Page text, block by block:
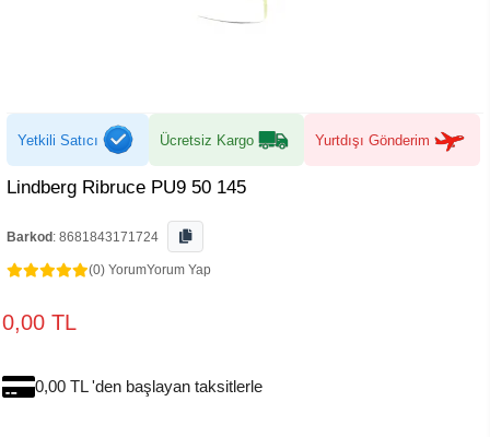
Yetkili Satıcı Ücretsiz Kargo Yurtdışı Gönderim
Lindberg Ribruce PU9 50 145
Barkod : 8681843171724
(0) YorumYorum Yap
0,00 TL
0,00 TL 'den başlayan taksitlerle